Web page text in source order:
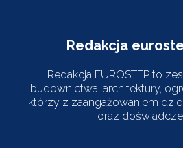
Redakcja
Redakcja EUROSTEP to
budownictwa, architektury,
którzy z zaangażowaniem
oraz